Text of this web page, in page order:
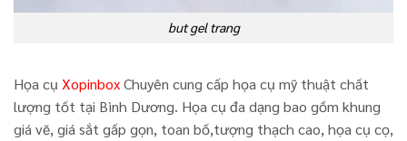
but gel trang
Họa cụ XopinboxChuyên cung cấp họa cụ mỹ thuật chất
lượng tốt tại Bình Dương. Họa cụ đa dạng bao gồm khung
giá vẽ, giá sắt gấp gọn, toan bố,tượng thạch cao, họa cụ cọ,